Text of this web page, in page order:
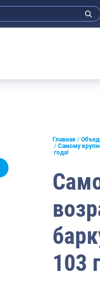
Анонсы
Отраслевые СМИ
Выставки и конференции
Рыбоохрана России
Большая африканская
Главная
Самому
года!
103